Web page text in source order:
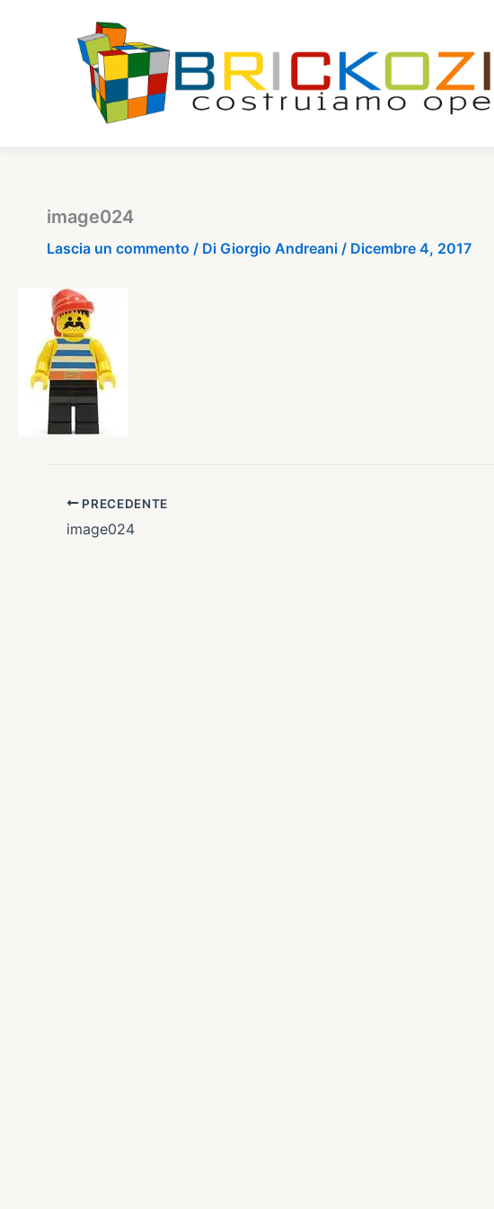
image024
Lascia un commento / Di Giorgio Andreani / Dicembre 4, 2017
PRECEDENTE
image024